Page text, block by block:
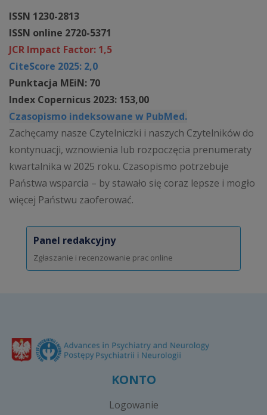
ISSN 1230-2813
ISSN online 2720-5371
JCR Impact Factor: 1,5
CiteScore 2025: 2,0
Punktacja MEiN: 70
Index Copernicus 2023: 153,00
Czasopismo indeksowane w PubMed.
Zachęcamy nasze Czytelniczki i naszych Czytelników do
kontynuacji, wznowienia lub rozpoczęcia prenumeraty
kwartalnika w 2025 roku. Czasopismo potrzebuje
Państwa wsparcia – by stawało się coraz lepsze i mogło
więcej Państwu zaoferować.
Panel redakcyjny
Zgłaszanie i recenzowanie prac online
KONTO
Logowanie